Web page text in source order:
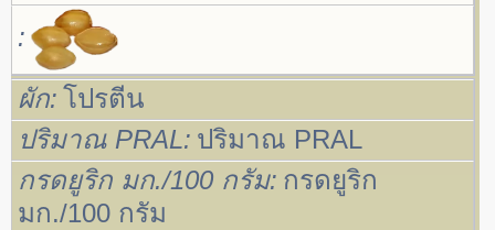
ผัก โปรตีน
ปริมาณ PRAL ปริมาณ PRAL
กรดยูริก มก./100 กรัม กรดยูริก
มก./100 กรัม